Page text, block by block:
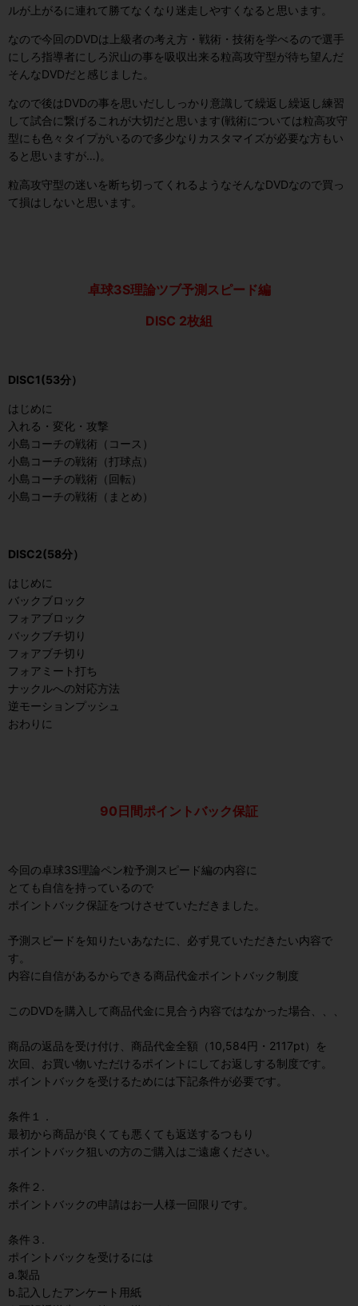
ルが上がるに連れて勝てなくなり迷走しやすくなると思います。
なので今回のDVDは上級者の考え方・戦術・技術を学べるので選手
にしろ指導者にしろ沢山の事を吸収出来る粒高攻守型が待ち望んだ
そんなDVDだと感じました。
なので後はDVDの事を思いだししっかり意識して繰返し繰返し練習
して試合に繋げるこれが大切だと思います(戦術については粒高攻守
型にも色々タイプがいるので多少なりカスタマイズが必要な方もい
ると思いますが…)。
粒高攻守型の迷いを断ち切ってくれるようなそんなDVDなので買っ
て損はしないと思います。
卓球3S理論ツブ予測スピード編
DISC 2枚組
DISC1(53分）
はじめに
入れる・変化・攻撃
小島コーチの戦術（コース）
小島コーチの戦術（打球点）
小島コーチの戦術（回転）
小島コーチの戦術（まとめ）
DISC2(58分）
はじめに
バックブロック
フォアブロック
バックブチ切り
フォアブチ切り
フォアミート打ち
ナックルへの対応方法
逆モーションプッシュ
おわりに
90日間ポイントバック保証
今回の卓球3S理論ペン粒予測スピード編の内容に
とても自信を持っているので
ポイントバック保証をつけさせていただきました。
予測スピードを知りたいあなたに、必ず見ていただきたい内容で
す。
内容に自信があるからできる商品代金ポイントバック制度
このDVDを購入して商品代金に見合う内容ではなかった場合、、、
商品の返品を受け付け、商品代金全額（10,584円・2117pt）を
次回、お買い物いただけるポイントにしてお返しする制度です。
ポイントバックを受けるためには下記条件が必要です。
条件１．
最初から商品が良くても悪くても返送するつもり
ポイントバック狙いの方のご購入はご遠慮ください。
条件２.
ポイントバックの申請はお一人様一回限りです。
条件３.
ポイントバックを受けるには
a.製品
b.記入したアンケート用紙